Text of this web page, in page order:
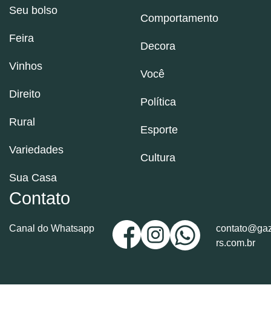
Seu bolso
Feira
Vinhos
Direito
Rural
Variedades
Sua Casa
Comportamento
Decora
Você
Política
Esporte
Cultura
Contato
Canal do Whatsapp
rs.com.br